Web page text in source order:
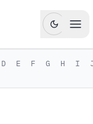
D E F G H I